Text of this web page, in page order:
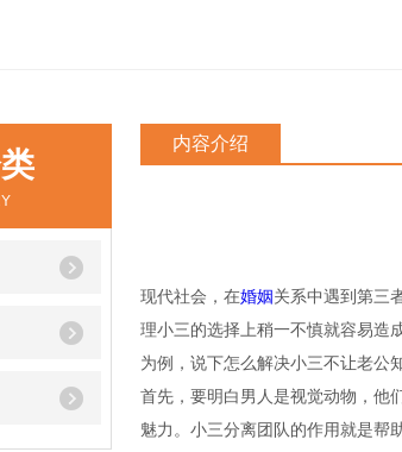
内容介绍
现代社会，在婚姻关系中遇到第三
理小三的选择上稍一不慎就容易造
为例，说下怎么解决小三不让老公
首先，要明白男人是视觉动物，他
魅力。小三分离团队的作用就是帮